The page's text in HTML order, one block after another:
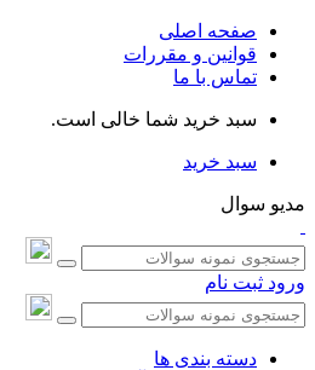
صفحه اصلی
قوانین و مقررات
تماس با ما
سبد خرید شما خالی است.
سبد خرید
مدیو سوال
ورود ثبت نام
دسته بندی ها